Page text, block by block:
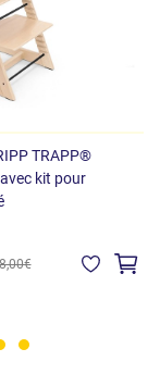
TRAPP®
kit pour